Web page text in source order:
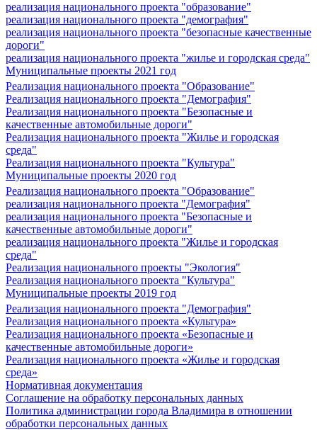
реализация национального проекта "образование"
реализация национального проекта "демография"
реализация национального проекта "безопасные качественные
дороги"
реализация национального проекта "жилье и городская среда"
Муниципальные проекты 2021 год
Реализация национального проекта "Образование"
Реализация национального проекта "Демография"
Реализация национального проекта "Безопасные и
качественные автомобильные дороги"
Реализация национального проекта "Жилье и городская
среда"
Реализация национального проекта "Культура"
Муниципальные проекты 2020 год
Реализация национального проекта "Образование"
реализация национального проекта "Демография"
реализация национального проекта "Безопасные и
качественные автомобильные дороги"
реализация национального проекта "Жилье и городская
среда"
Реализация национального проекты "Экология"
Реализация национального проекта "Культура"
Муниципальные проекты 2019 год
Реализация национального проекта "Демография"
Реализация национального проекта «Культура»
Реализация национального проекта «Безопасные и
качественные автомобильные дороги»
Реализация национального проекта «Жилье и городская
среда»
Нормативная документация
Соглашение на обработку персональных данных
Политика администрации города Владимира в отношении
обработки персональных данных